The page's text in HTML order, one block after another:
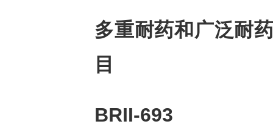
多重耐药和广泛耐
目
BRII-693